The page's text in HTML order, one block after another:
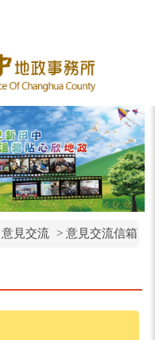
意見交流 >意見交流信箱